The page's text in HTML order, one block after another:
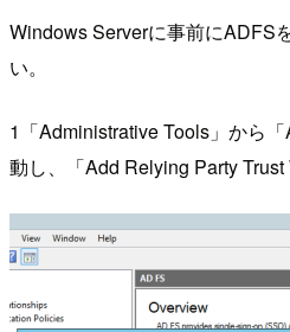
Windows Serverに事前にADFS
い。
1「Administrative Tools」から
動し、「Add Relying Party Trust